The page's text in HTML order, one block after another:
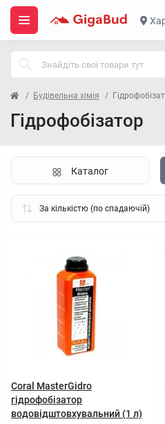
Будівельна хімія
Гідрофобізатор
Каталог
Coral MasterGidro
гідрофобізатор
водовідштовхувальний (1 л)